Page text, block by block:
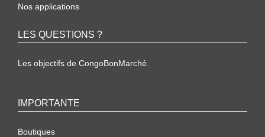
Nos applications
LES QUESTIONS ?
Les objectifs de CongoBonMarché.
IMPORTANTE
Boutiques